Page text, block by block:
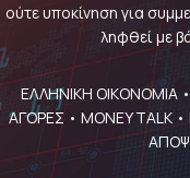
ούτε υποκίνηση για
ληφθεί με
ΕΛΛΗΝΙΚΗ ΟΙΚΟΝΟΜΙΑ •
ΑΓΟΡΕΣ• MONEY TALK •